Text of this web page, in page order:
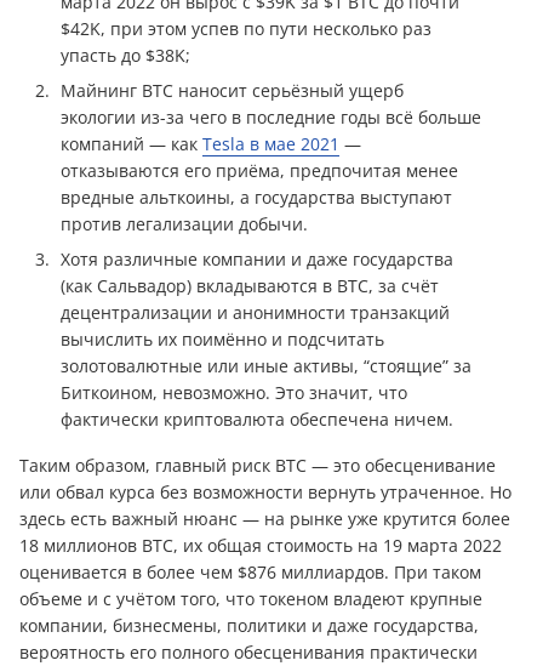
$42K, при этом успев по пути несколько раз
упасть до $38K;
Майнинг BTC наносит серьёзный ущерб
экологии из-за чего в последние годы всё больше
компаний — как Tesla в мае 2021 —
отказываются его приёма, предпочитая менее
вредные альткоины, а государства выступают
против легализации добычи.
Хотя различные компании и даже государства
(как Сальвадор) вкладываются в BTC, за счёт
децентрализации и анонимности транзакций
вычислить их поимённо и подсчитать
золотовалютные или иные активы, “стоящие” за
Биткоином, невозможно. Это значит, что
фактически криптовалюта обеспечена ничем.
Таким образом, главный риск BTC — это обесценивание
или обвал курса без возможности вернуть утраченное. Но
здесь есть важный нюанс — на рынке уже крутится более
18 миллионов BTC, их общая стоимость на 19 марта 2022
оценивается в более чем $876 миллиардов. При таком
объеме и с учётом того, что токеном владеют крупные
компании, бизнесмены, политики и даже государства,
вероятность его полного обесценивания практически